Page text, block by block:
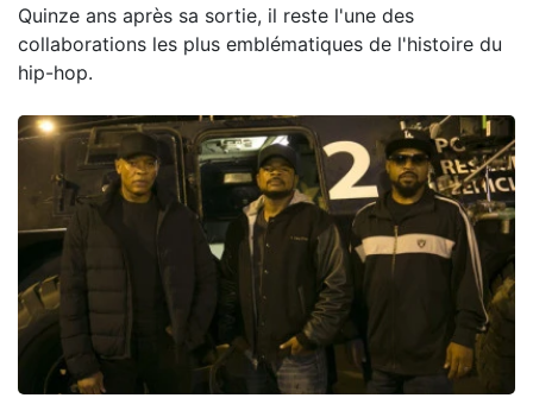
Quinze ans après sa sortie, il reste l'une des
collaborations les plus emblématiques de l'histoire du
hip-hop.